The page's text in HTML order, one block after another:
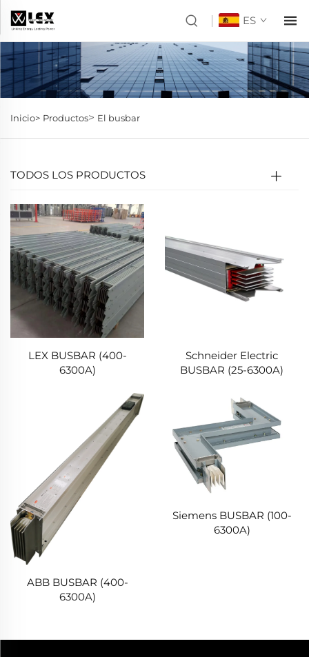
ES
Inicio> Productos> El busbar
TODOS LOS PRODUCTOS
LEX BUSBAR (400-
6300A)
Schneider Electric
BUSBAR (25-6300A)
ABB BUSBAR (400-
6300A)
Siemens BUSBAR (100-
6300A)